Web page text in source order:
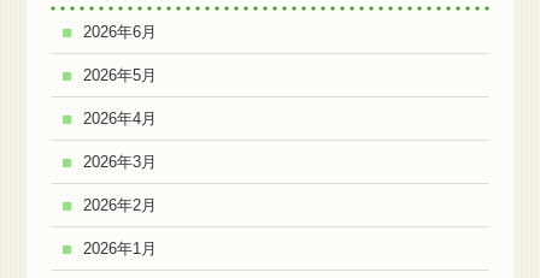
2026年6月
2026年5月
2026年4月
2026年3月
2026年2月
2026年1月